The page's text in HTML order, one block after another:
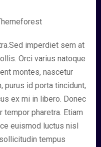
imperdiet sem at
Orci varius natoque
montes, nascetur
purus id porta tincidunt,
ex mi in libero. Donec
pharetra. Etiam
euismod luctus nisl
tempus